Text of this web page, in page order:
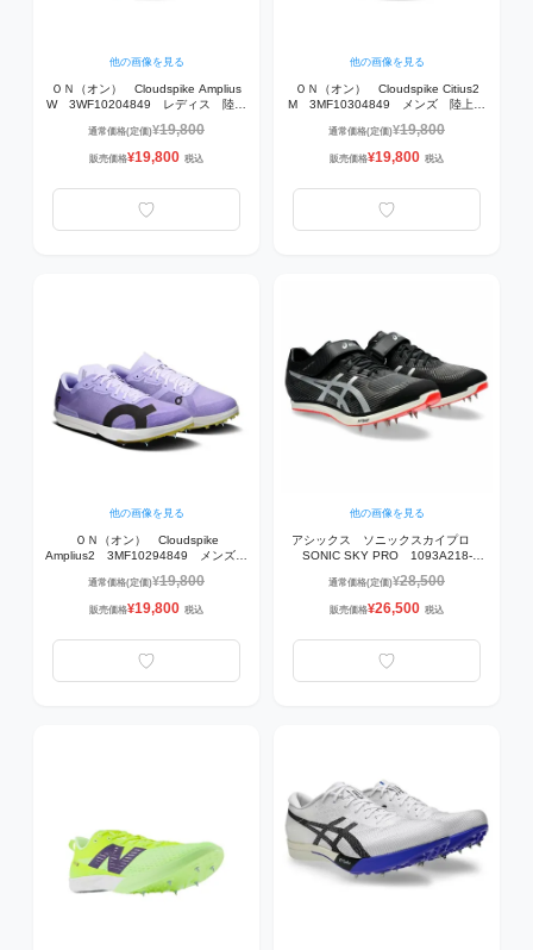
他の画像を見る
ＯＮ（オン） Cloudspike Amplius
W 3WF10204849 レディス 陸上
【10,000mまでの陸上トラックレー
ス】
通常価格(定価)¥19,800
販売価格¥19,800 税込
他の画像を見る
ＯＮ（オン） Cloudspike Citius2
M 3MF10304849 メンズ 陸上ス
1,500m】
通常価格(定価)¥19,800
販売価格¥19,800 税込
他の画像を見る
ＯＮ（オン） Cloudspike
Amplius2 3MF10294849 メンズ
離10,000mまでの陸上トラックレー
ス】
通常価格(定価)¥19,800
販売価格¥19,800 税込
他の画像を見る
アシックス ソニックスカイプロ
SONIC SKY PRO 1093A218-
跳・ 三段跳】 BLACK/PURE
SILVER
通常価格(定価)¥28,500
販売価格¥26,500 税込